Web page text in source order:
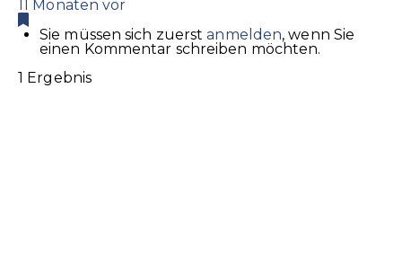
11 Monaten vor
Sie müssen sich zuerstanmelden, wenn Sie
einen Kommentar schreiben möchten.
1 Ergebnis